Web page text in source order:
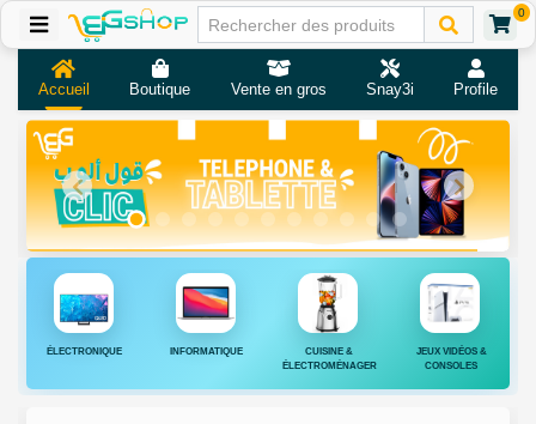
0
Accueil Boutique Vente en gros Snay3i Profile
ÉLECTRONIQUE INFORMATIQUE
CUISINE &
ÉLECTROMÉNAGER
JEUX VIDÉOS &
CONSOLES